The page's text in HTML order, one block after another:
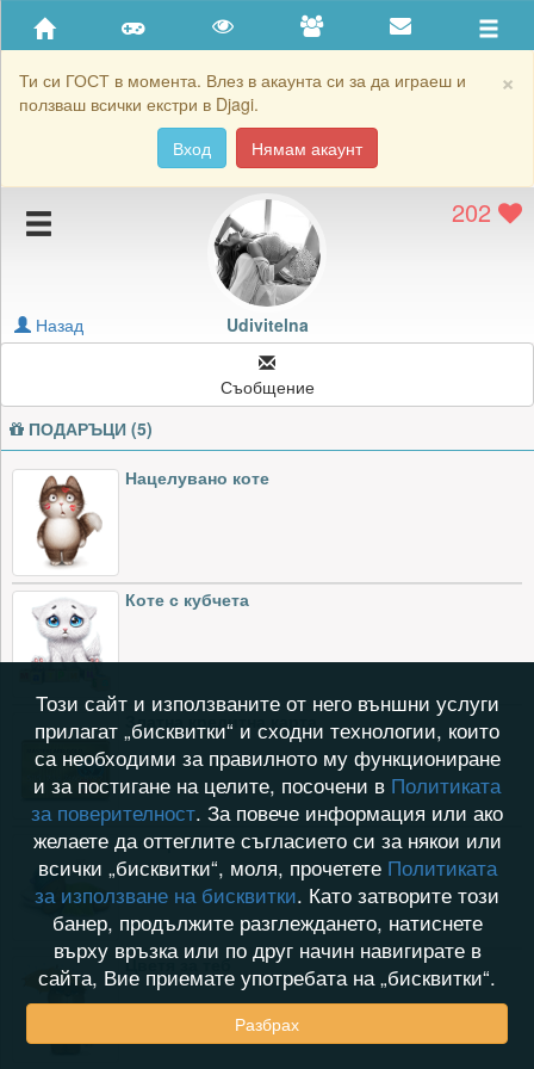
×
Ти си ГОСТ в момента. Влез в акаунта си за да играеш и
ползваш всички екстри в Djagi.
Вход
Нямам акаунт
Приятели
Хронология на игри
Подаръците на Udivitelna
Картичките на Udivitelna
Блокирай Udivitelna
202
Udivitelna
Назад
Съобщение
ПОДАРЪЦИ (5)
Нацелувано коте
Коте с кубчета
Златна кредитна карта
Спящо мече
Цветя за теб
Този сайт и използваните от него външни услуги
прилагат „бисквитки“ и сходни технологии, които
са необходими за правилното му функциониране
и за постигане на целите, посочени в Политиката
за поверителност. За повече информация или ако
желаете да оттеглите съгласието си за някои или
всички „бисквитки“, моля, прочетете Политиката
за използване на бисквитки. Като затворите този
банер, продължите разглеждането, натиснете
върху връзка или по друг начин навигирате в
сайта, Вие приемате употребата на „бисквитки“.
Разбрах